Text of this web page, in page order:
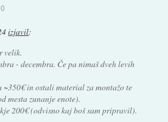
izjavil:
velik.
- decembra. Če pa nimaš dveh levih
~350€ in ostali material za montažo te
mesta zunanje enote).
200€ (odvisno kaj boš sam pripravil).